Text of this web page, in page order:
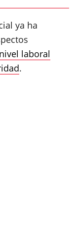
ya ha
nivel laboral
.